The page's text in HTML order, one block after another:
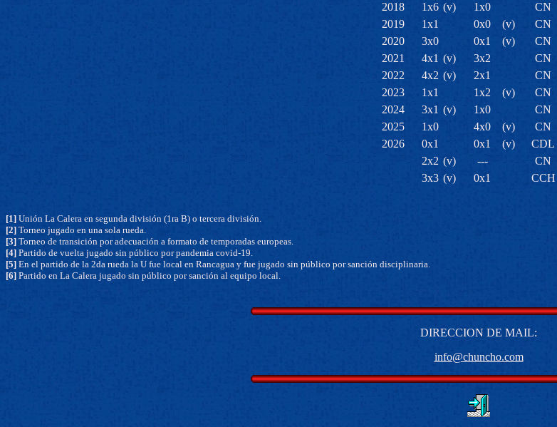
2018
1x6 (v) 1x0
CN
2019
1x1 0x0 (v)
CN
2020
3x0 0x1 (v) CN
2021
4x1 (v) 3x2 CN
2022
4x2 (v) 2x1
CN
2023
1x1 1x2 (v)
CN
2024
3x1 (v) 1x0
CN
2025
1x0 4x0 (v)
CN
2026
0x1 0x1 (v)
CDL
2x2 (v) ---
CN
3x3 (v) 0x1 CCH
[1] Unión La Calera en segunda división (1ra B) o tercera división.
[2] Torneo jugado en una sola rueda.
[3] Torneo de transición por adecuación a formato de temporadas europeas.
[4] Partido de vuelta jugado sin público por pandemia covid-19.
[5] En el partido de la 2da rueda la U fue local en Rancagua y fue jugado sin público por sanción disciplinaria.
[6] Partido en La Calera jugado sin público por sanción al equipo local.
DIRECCION DE MAIL:
info@chuncho.com